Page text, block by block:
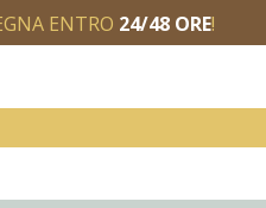
ENTRO 24/48 ORE!